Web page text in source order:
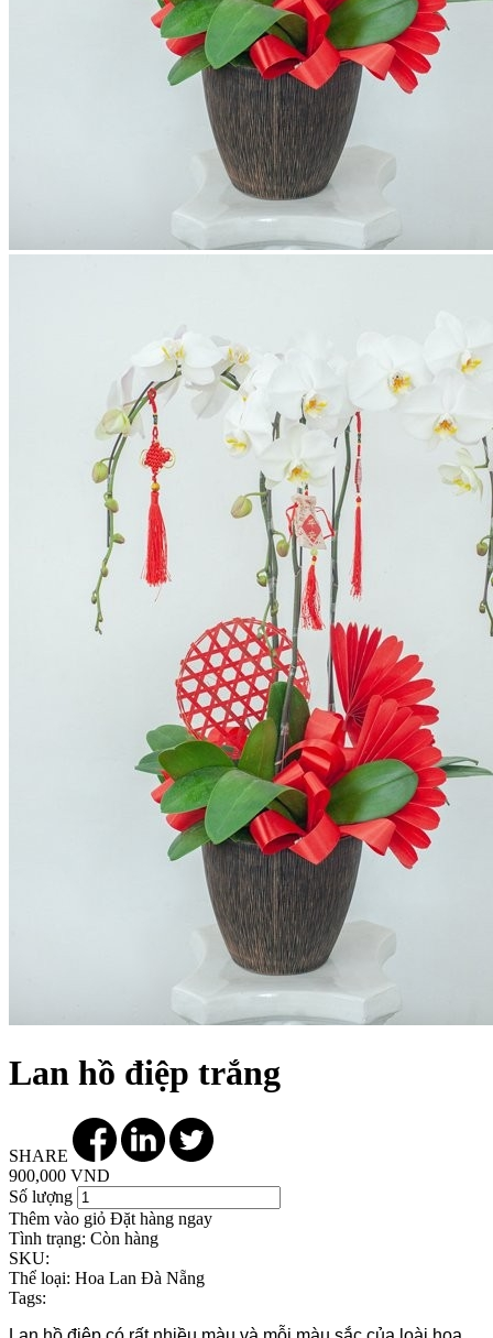
Lan hồ điệp trắng
SHARE
900,000 VND
Số lượng
Thêm vào giỏ Đặt hàng ngay
Tình trạng: Còn hàng
SKU:
Thể loại: Hoa Lan Đà Nẵng
Tags: